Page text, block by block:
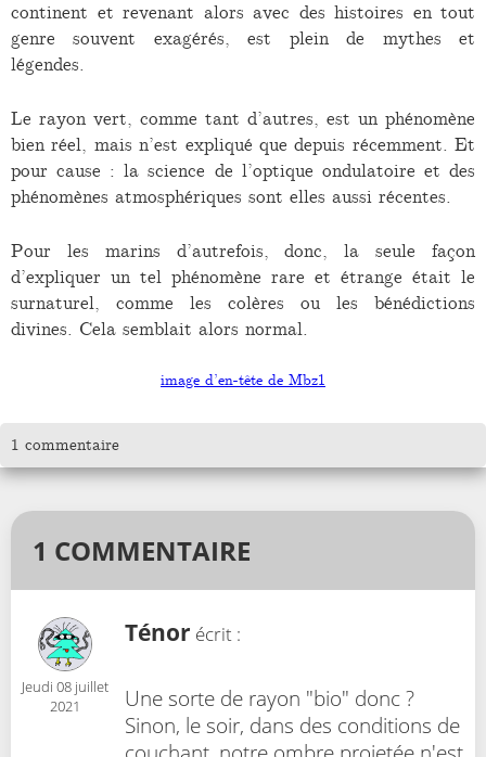
continent et revenant alors avec des histoires en tout
genre souvent exagérés, est plein de mythes et
légendes.
Le rayon vert, comme tant d’autres, est un phénomène
bien réel, mais n’est expliqué que depuis récemment. Et
pour cause : la science de l’optique ondulatoire et des
phénomènes atmosphériques sont elles aussi récentes.
Pour les marins d’autrefois, donc, la seule façon
d’expliquer un tel phénomène rare et étrange était le
surnaturel, comme les colères ou les bénédictions
divines. Cela semblait alors normal.
image d’en-tête de Mbz1
1 commentaire
1 COMMENTAIRE
Jeudi 08 juillet
2021
Ténor écrit :
Une sorte de rayon "bio" donc ?
Sinon, le soir, dans des conditions de